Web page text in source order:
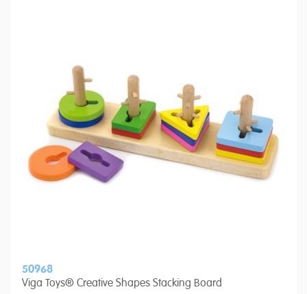
50968
Viga Toys® Creative Shapes Stacking Board